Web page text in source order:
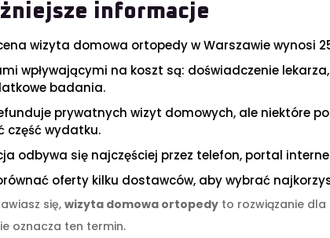
informacje
wizyta domowa ortopedy w Warszawie wynosi
wpływającymi na koszt są: doświadczenie
badania.
prywatnych wizyt domowych, ale niektóre
część wydatku.
odbywa się najczęściej przez telefon, portal
oferty kilku dostawców, aby wybrać
się, wizyta domowa ortopedy to rozwiązanie dla
oznacza ten termin.